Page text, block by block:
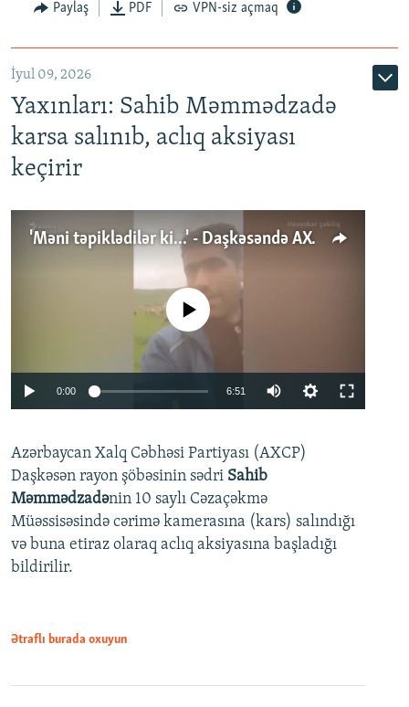
Paylaş PDF VPN-siz açmaq
İyul 09, 2026
Yaxınları: Sahib Məmmədzadə
karsa salınıb, aclıq aksiyası
keçirir
'Məni təpiklədilər ki...' - Daşkəsəndə AXCP fəalının yaxınları onun həbsinə etiraz edirlər
Auto 240p 360p
720p 1080p
No media source currently available
0:00 6:51
360p
720p
1080p
Azərbaycan Xalq Cəbhəsi Partiyası (AXCP)
Daşkəsən rayon şöbəsinin sədri Sahib
Məmmədzadənin 10 saylı Cəzaçəkmə
Müəssisəsində cərimə kamerasına (kars) salındığı
və buna etiraz olaraq aclıq aksiyasına başladığı
bildirilir.
Ətraflı burada oxuyun